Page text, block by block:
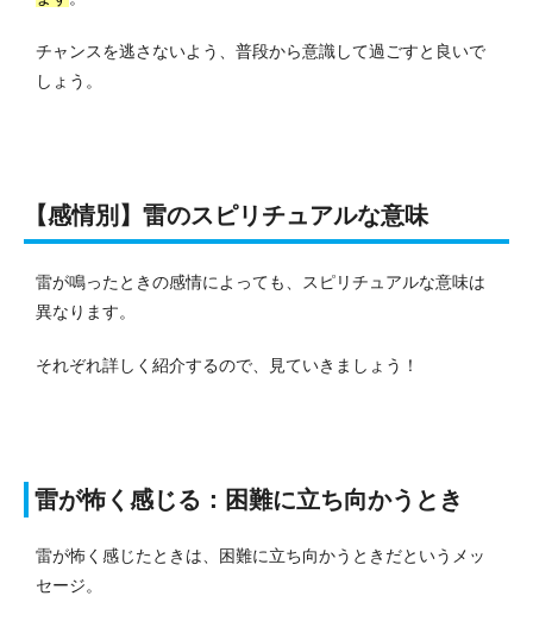
チャンスを逃さないよう、普段から意識して過ごすと良いで
しょう。
【感情別】雷のスピリチュアルな意味
雷が鳴ったときの感情によっても、スピリチュアルな意味は
異なります。
それぞれ詳しく紹介するので、見ていきましょう！
雷が怖く感じる：困難に立ち向かうとき
雷が怖く感じたときは、困難に立ち向かうときだというメッ
セージ。